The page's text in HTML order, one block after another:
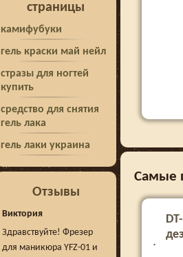
страницы
камифубуки
гель краски май нейл
стразы для ногтей
купить
средство для снятия
гель лака
гель лаки украина
Отзывы
Виктория
Здравствуйте! Фрезер
для маникюра YFZ-01 и
Самые